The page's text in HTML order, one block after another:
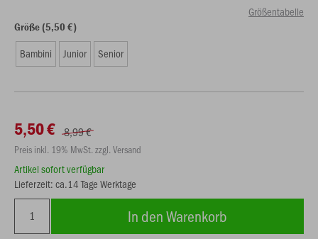
Größentabelle
Größe (5,50 €)
Bambini Junior Senior
5,50 € 8,99 €
Preis inkl. 19% MwSt. zzgl. Versand
Artikel sofort verfügbar
Lieferzeit: ca.14 Tage Werktage
In den Warenkorb